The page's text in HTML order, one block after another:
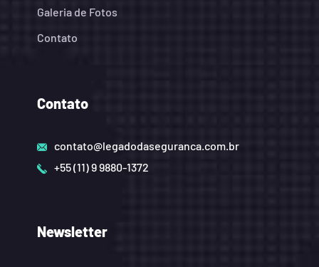
Galeria de Fotos
Contato
Contato
contato@legadodaseguranca.com.br
+55 (11) 9 9880-1372
Newsletter